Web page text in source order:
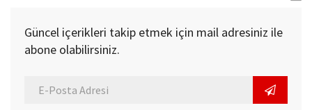
Güncel içerikleri takip etmek için mail adresiniz ile
abone olabilirsiniz.